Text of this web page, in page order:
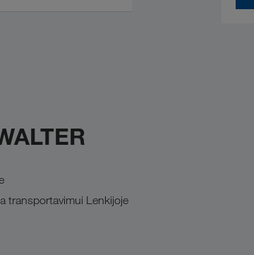
transportavimui Lenkijoje